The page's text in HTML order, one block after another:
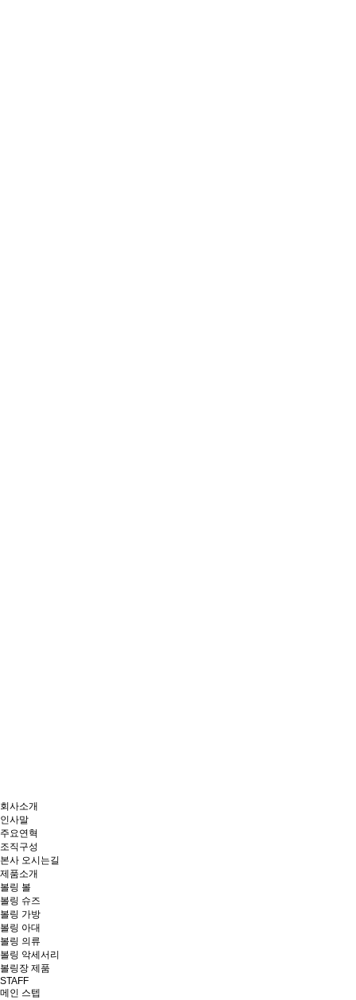
회사소개
인사말
주요연혁
조직구성
본사 오시는길
제품소개
볼링 볼
볼링 슈즈
볼링 가방
볼링 아대
볼링 의류
볼링 악세서리
볼링장 제품
STAFF
메인 스텝